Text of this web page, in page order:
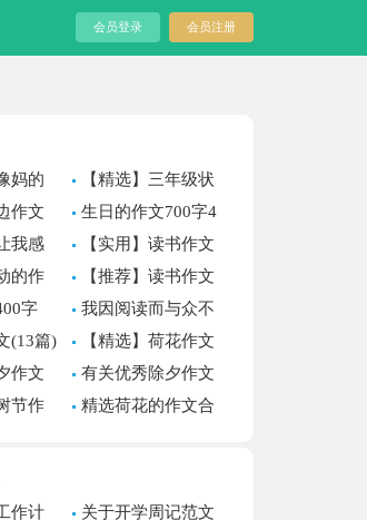
会员登录 会员注册
妈的
【精选】三年级状
物作文300字三篇
作文
生日的作文700字4
篇
我感
锦8篇
【实用】读书作文
合集7篇
的作
【推荐】读书作文
合集五篇
字
我因阅读而与众不
同作文
(13篇)
【精选】荷花作文
锦集9篇
作文
有关优秀除夕作文
合集8篇
节作
精选荷花的作文合
作计
关于开学周记范文